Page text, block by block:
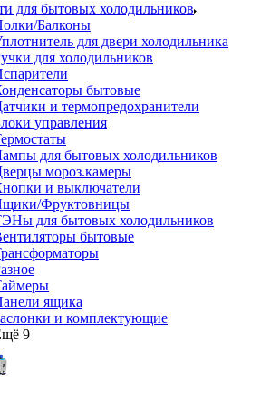
для бытовых холодильников
Балконы
для двери холодильника
для холодильников
бытовые
и термопредохранители
управления
для бытовых холодильников
мороз.камеры
и выключатели
Фруктовницы
для бытовых холодильников
бытовые
ящика
и комплектующие
9